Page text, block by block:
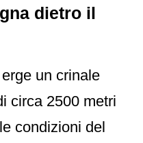
dietro il
un crinale
circa 2500 metri
condizioni del